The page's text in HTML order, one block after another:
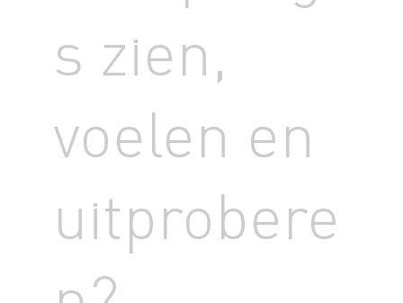
s zien,
voelen en
uitprobere